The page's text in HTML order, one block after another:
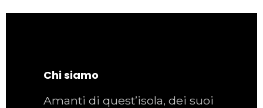
Chi siamo
Amanti di quest’isola, dei suoi